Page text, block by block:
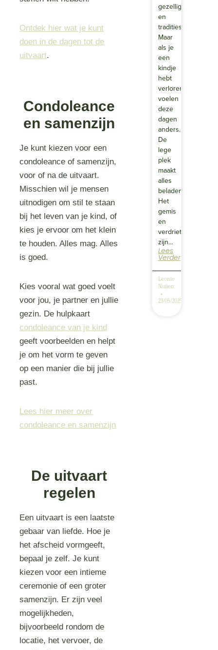
Ontdek hier wat je kunt
doen in de dagen tot de
uitvaart.
Condoleance
en samenzijn
Je kunt kiezen voor een
condoleance of samenzijn,
voor of na de uitvaart.
Misschien wil je mensen
uitnodigen om stil te staan
bij het leven van je kind, of
kies je ervoor om het klein
te houden. Alles mag. Alles
is goed.
Kies vooral wat goed voelt
voor jou, je partner en jullie
gezin. De hulpkaart
condoleance van je kind
geeft voorbeelden en helpt
je om het vorm te geven
op een manier die bij jullie
past.
Lees hier meer over
condoleance en samenzijn
De uitvaart
regelen
Een uitvaart is een laatste
gebaar van liefde. Hoe je
het afscheid vormgeeft,
bepaal je zelf. Je kunt
kiezen voor een intieme
ceremonie of een groter
samenzijn. Er zijn veel
mogelijkheden,
bijvoorbeeld rondom de
locatie, het vervoer, de
gezelligheid
en
tradities.
Maar
als je
een
kindje
hebt
verloren,
voelen
deze
dagen
anders.
De
lege
plek
maakt
alles
beladen.
Het
gemis
en
verdriet
zijn…
Lees
Verder
Leonie
Nuijen
23/05/2025